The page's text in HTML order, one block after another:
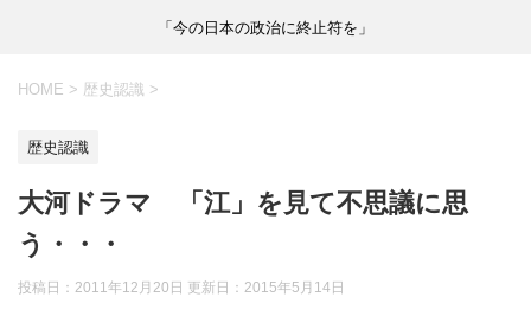
「今の日本の政治に終止符を」
HOME > 歴史認識 >
歴史認識
大河ドラマ 「江」を見て不思議に思
う・・・
投稿日：2011年12月20日 更新日： 2015年5月14日